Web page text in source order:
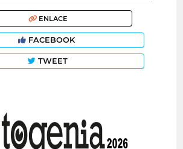
ENLACE
FACEBOOK
TWEET